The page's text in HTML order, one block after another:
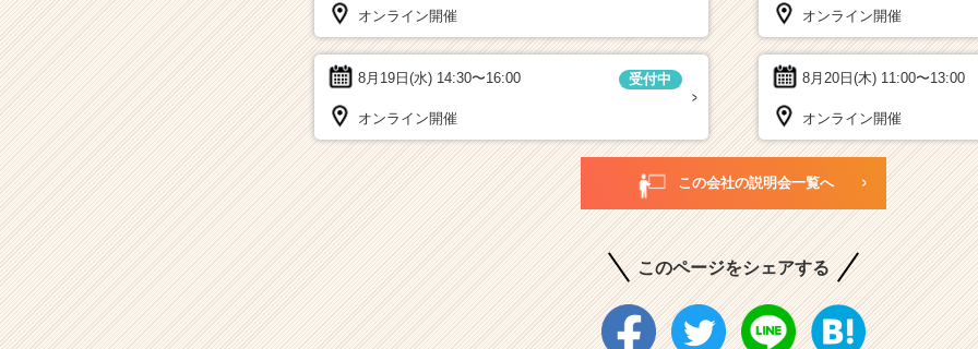
オンライン開催 オンライン開催
8月19日(水) 14:30〜16:00 受付中
オンライン開催
8月20日(木) 11:00〜13:00
オンライン開催
この会社の説明会一覧へ
このページをシェアする